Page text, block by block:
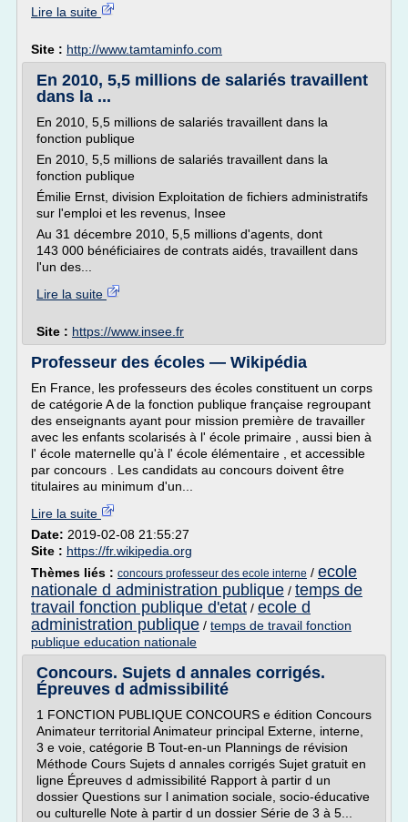
Lire la suite
Site : http://www.tamtaminfo.com
En 2010, 5,5 millions de salariés travaillent
dans la ...
En 2010, 5,5 millions de salariés travaillent dans la
fonction publique
En 2010, 5,5 millions de salariés travaillent dans la
fonction publique
Émilie Ernst, division Exploitation de fichiers administratifs
sur l'emploi et les revenus, Insee
Au 31 décembre 2010, 5,5 millions d'agents, dont
143 000 bénéficiaires de contrats aidés, travaillent dans
l'un des...
Lire la suite
Site : https://www.insee.fr
Professeur des écoles — Wikipédia
En France, les professeurs des écoles constituent un corps
de catégorie A de la fonction publique française regroupant
des enseignants ayant pour mission première de travailler
avec les enfants scolarisés à l' école primaire , aussi bien à
l' école maternelle qu'à l' école élémentaire , et accessible
par concours . Les candidats au concours doivent être
titulaires au minimum d'un...
Lire la suite
Date: 2019-02-08 21:55:27
Site : https://fr.wikipedia.org
Thèmes liés : concours professeur des ecole interne / ecole
nationale d administration publique / temps de
travail fonction publique d'etat / ecole d
administration publique / temps de travail fonction
publique education nationale
Concours. Sujets d annales corrigés.
Épreuves d admissibilité
1 FONCTION PUBLIQUE CONCOURS e édition Concours
Animateur territorial Animateur principal Externe, interne,
3 e voie, catégorie B Tout-en-un Plannings de révision
Méthode Cours Sujets d annales corrigés Sujet gratuit en
ligne Épreuves d admissibilité Rapport à partir d un
dossier Questions sur l animation sociale, socio-éducative
ou culturelle Note à partir d un dossier Série de 3 à 5...